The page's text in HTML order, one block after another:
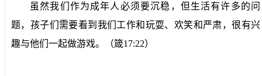
虽然我们作为成年人必须要沉稳，但生活有许多的问
题，孩子们需要看到我们工作和玩耍、欢笑和严肃，很有兴
趣与他们一起做游戏。（箴17:22）